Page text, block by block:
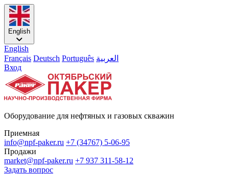
English
English
Français Deutsch Português العربية
Вход
Оборудование для нефтяных и газовых скважин
Приемная
info@npf-paker.ru +7 (34767) 5-06-95
Продажи
market@npf-paker.ru +7 937 311-58-12
Задать вопрос